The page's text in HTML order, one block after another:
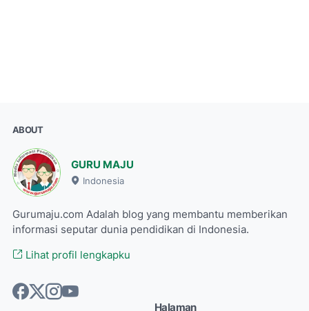
ABOUT
GURU MAJU
Indonesia
Gurumaju.com Adalah blog yang membantu memberikan
informasi seputar dunia pendidikan di Indonesia.
Lihat profil lengkapku
Halaman